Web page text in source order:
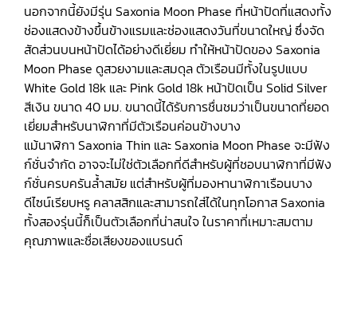
นอกจากนี้ยังมีรุ่น Saxonia Moon Phase ที่หน้าปัดที่แสดงทั้ง
ช่องแสดงข้างขึ้นข้างแรมและช่องแสดงวันที่ขนาดใหญ่ ซึ่งจัด
สัดส่วนบนหน้าปัดได้อย่างดีเยี่ยม ทำให้หน้าปัดของ Saxonia
Moon Phase ดูสวยงามและสมดุล ตัวเรือนมีทั้งในรูปแบบ
White Gold 18k และ Pink Gold 18k หน้าปัดเป็น Solid Silver
สีเงิน ขนาด 40 มม. ขนาดนี้ได้รับการชื่นชมว่าเป็นขนาดที่ยอด
เยี่ยมสำหรับนาฬิกาที่มีตัวเรือนค่อนข้างบาง
แม้นาฬิกา Saxonia Thin และ Saxonia Moon Phase จะมีฟัง
ก์ชั่นจำกัด อาจจะไม่ใช่ตัวเลือกที่ดีสำหรับผู้ที่ชอบนาฬิกาที่มีฟัง
ก์ชั่นครบครันล้ำสมัย แต่สำหรับผู้ที่มองหานาฬิกาเรือนบาง
ดีไซน์เรียบหรู คลาสสิกและสามารถใส่ได้ในทุกโอกาส Saxonia
ทั้งสองรุ่นนี้ก็เป็นตัวเลือกที่น่าสนใจ ในราคาที่เหมาะสมตาม
คุณภาพและชื่อเสียงของแบรนด์